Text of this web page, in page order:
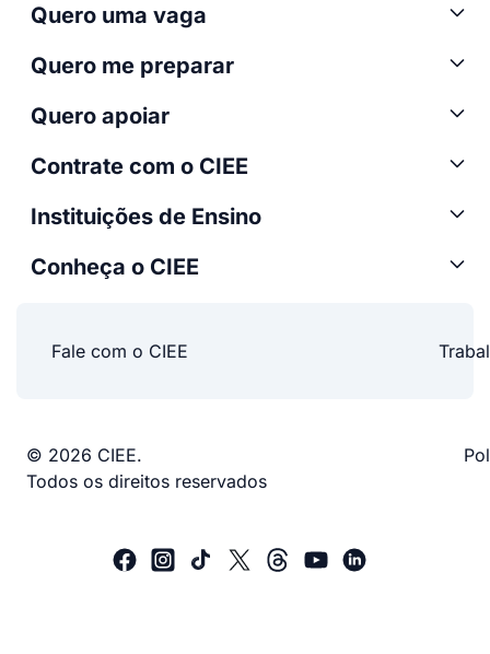
Quero uma vaga
Quero me preparar
Quero apoiar
Contrate com o CIEE
Instituições de Ensino
Conheça o CIEE
Fale com o CIEE
© 2026 CIEE.
Todos os direitos reservados